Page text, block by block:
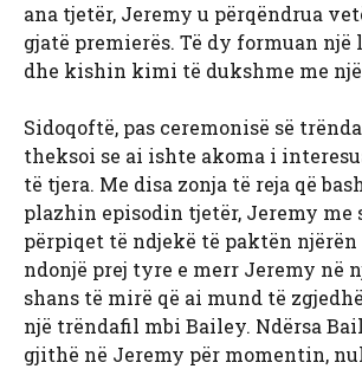
ana tjetër, Jeremy u përqëndrua
gjatë premierës. Të dy formuan
dhe kishin kimi të dukshme me
Sidoqoftë, pas ceremonisë së
theksoi se ai ishte akoma i
të tjera. Me disa zonja të reja që
plazhin episodin tjetër, Jeremy me
përpiqet të ndjekë të paktën njërën
ndonjë prej tyre e merr Jeremy në
shans të mirë që ai mund të
një trëndafil mbi Bailey. Ndërsa
gjithë në Jeremy për momentin,